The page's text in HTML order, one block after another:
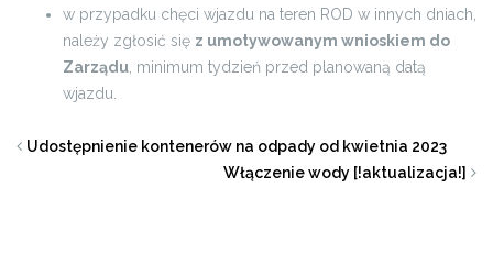
w przypadku chęci wjazdu na teren ROD w innych dniach,
należy zgłosić się z umotywowanym wnioskiem do
Zarządu , minimum tydzień przed planowaną datą
wjazdu.
Udostępnienie kontenerów na odpady od kwietnia 2023
Włączenie wody [!aktualizacja!]